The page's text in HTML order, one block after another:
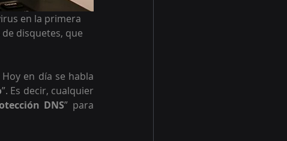
en la primera
disquetes, que
en día se habla
”. Es decir, cualquier
DNS” para